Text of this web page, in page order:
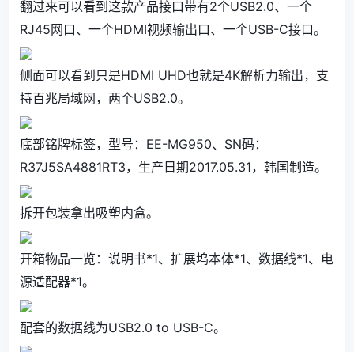
翻过来可以看到这款产品接口带有2个USB2.0、一个
RJ45网口、一个HDMI视频输出口、一个USB-C接口。
侧面可以看到只是HDMI UHD也就是4K解析力输出，支
持百兆局域网，两个USB2.0。
底部铭牌标签，型号：EE-MG950、SN码：
R37J5SA4881RT3，生产日期2017.05.31，韩国制造。
拆开包装拿出吸塑内盒。
开箱物品一览：说明书*1、扩展坞本体*1、数据线*1、电
源适配器*1。
配套的数据线为USB2.0 to USB-C。